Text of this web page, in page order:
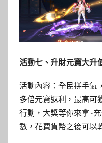
活動七、升財元寶大升
活動內容：全民拼手氣
多倍元寶返利，最高可
行動，大獎等你來拿~
數，花費貨幣之後可以